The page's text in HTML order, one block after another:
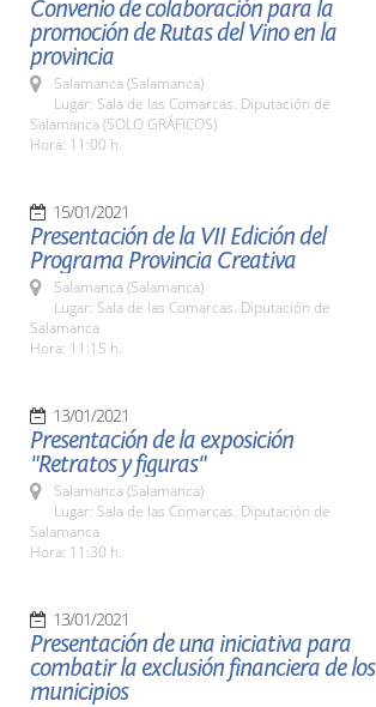
Convenio de colaboración para la
promoción de Rutas del Vino en la
provincia
Salamanca (Salamanca)
Lugar: Sala de las Comarcas. Diputación de
Salamanca (SOLO GRÁFICOS)
Hora: 11:00 h.
15/01/2021
Presentación de la VII Edición del
Programa Provincia Creativa
Salamanca (Salamanca)
Lugar: Sala de las Comarcas. Diputación de
Salamanca
Hora: 11:15 h.
13/01/2021
Presentación de la exposición
"Retratos y figuras"
Salamanca (Salamanca)
Lugar: Sala de las Comarcas. Diputación de
Salamanca
Hora: 11:30 h.
13/01/2021
Presentación de una iniciativa para
combatir la exclusión financiera de los
municipios